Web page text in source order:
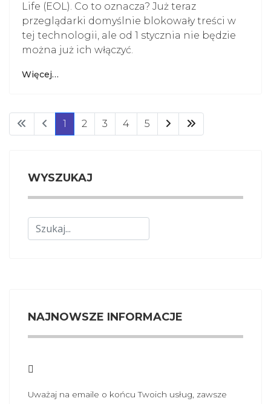
Life (EOL). Co to oznacza? Już teraz
przeglądarki domyślnie blokowały treści w
tej technologii, ale od 1 stycznia nie będzie
można już ich włączyć.
Więcej…
1 2 3 4 5
WYSZUKAJ
Szukaj
NAJNOWSZE INFORMACJE
Uważaj na emaile o końcu Twoich usług, zawsze